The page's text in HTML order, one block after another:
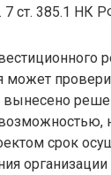
7 ст. 385.1 НК
может
срок